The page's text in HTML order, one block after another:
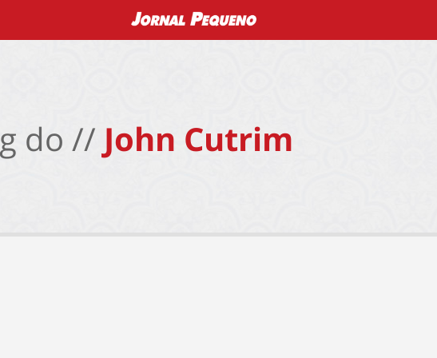
do // John Cutrim